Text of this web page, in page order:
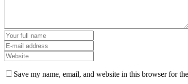
Save my name, email, and website in this browser for